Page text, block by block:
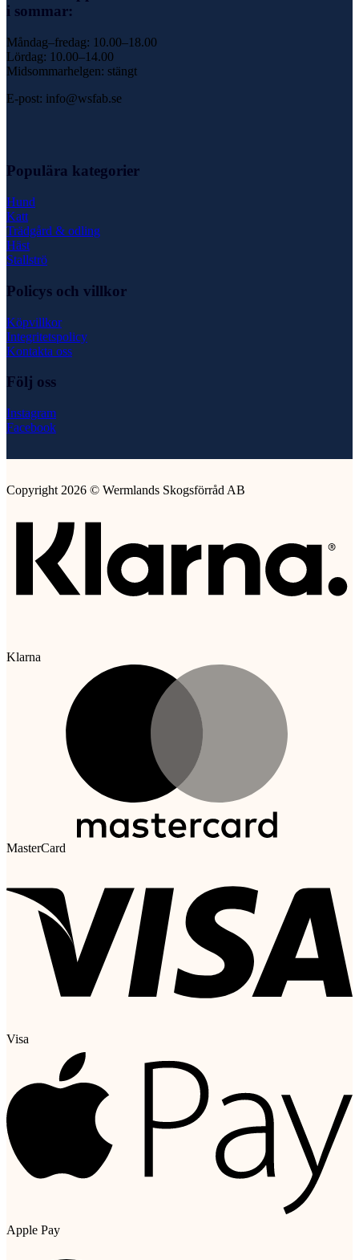
i sommar:
Måndag–fredag: 10.00–18.00
Lördag: 10.00–14.00
Midsommarhelgen: stängt
E-post: info@wsfab.se
Populära kategorier
Hund
Katt
Trädgård & odling
Häst
Stallströ
Policys och villkor
Köpvillkor
Integritetspolicy
Kontakta oss
Följ oss
Instagram
Facebook
Copyright 2026 © Wermlands Skogsförråd AB
Klarna
MasterCard
Visa
Apple Pay